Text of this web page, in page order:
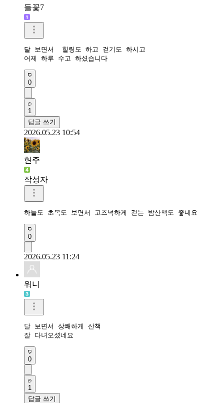
들꽃7
달 보면서  힐링도 하고 걷기도 하시고
어제 하루 수고 하셨습니다
0
1
답글 쓰기
2026.05.23 10:54
현주
작성자
하늘도 초목도 보면서 고즈넉하게 걷는 밤산책도 좋네요
0
2026.05.23 11:24
워니
달 보면서 상쾌하게 산책
잘 다녀오셨네요
0
1
답글 쓰기